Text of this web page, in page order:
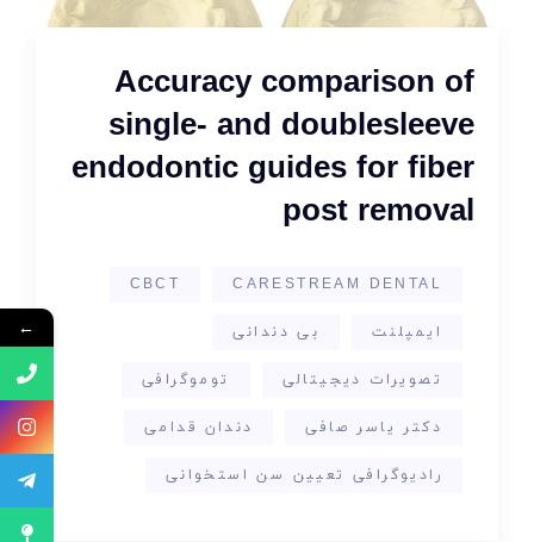
Accuracy comparison of
single- and doublesleeve
endodontic guides for fiber
post removal
CARESTREAM DENTAL
CBCT
ایمپلنت بی دندانی
تصویرات دیجیتالی توموگرافی
دکتر یاسر صافی دندان قدامی
رادیوگرافی تعیین سن استخوانی
←